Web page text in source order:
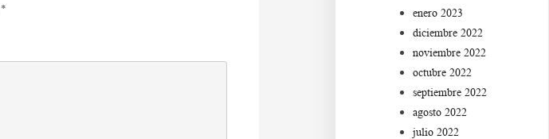
*
enero 2023
diciembre 2022
noviembre 2022
octubre 2022
septiembre 2022
agosto 2022
julio 2022